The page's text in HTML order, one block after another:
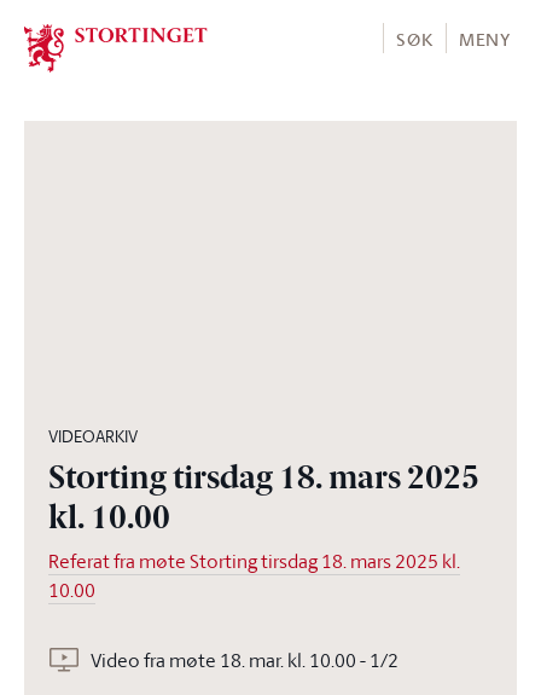
Stortinget.no
SØK MENY
VIDEOARKIV
Storting tirsdag 18. mars 2025
kl. 10.00
Referat fra møte Storting tirsdag 18. mars 2025 kl.
10.00
Video fra møte 18. mar. kl. 10.00 - 1/2